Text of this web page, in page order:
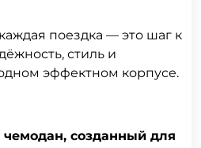
каждая поездка — это шаг к
стиль и
эффектном корпусе.
созданный для